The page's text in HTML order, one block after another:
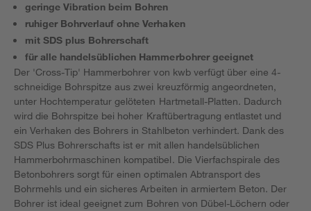
geringe Vibration beim Bohren
ruhiger Bohrverlauf ohne Verhaken
mit SDS plus Bohrerschaft
für alle handelsüblichen Hammerbohrer geeignet
Der 'Cross-Tip' Hammerbohrer von kwb verfügt über eine 4-
schneidige Bohrspitze aus zwei kreuzförmig angeordneten,
unter Hochtemperatur gelöteten Hartmetall-Platten. Dadurch
wird die Bohrspitze bei hoher Kraftübertragung entlastet und
ein Verhaken des Bohrers in Stahlbeton verhindert. Dank des
SDS Plus Bohrerschafts ist er mit allen handelsüblichen
Hammerbohrmaschinen kompatibel. Die Vierfachspirale des
Betonbohrers sorgt für einen optimalen Abtransport des
Bohrmehls und ein sicheres Arbeiten in armiertem Beton. Der
Bohrer ist ideal geeignet zum Bohren von Dübel-Löchern oder